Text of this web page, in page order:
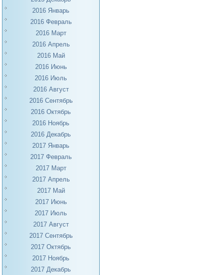
2016 Январь
2016 Февраль
2016 Март
2016 Апрель
2016 Май
2016 Июнь
2016 Июль
2016 Август
2016 Сентябрь
2016 Октябрь
2016 Ноябрь
2016 Декабрь
2017 Январь
2017 Февраль
2017 Март
2017 Апрель
2017 Май
2017 Июнь
2017 Июль
2017 Август
2017 Сентябрь
2017 Октябрь
2017 Ноябрь
2017 Декабрь